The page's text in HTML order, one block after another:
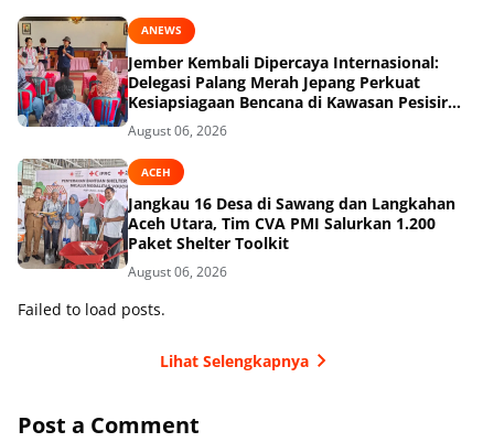
ANEWS
Jember Kembali Dipercaya Internasional:
Delegasi Palang Merah Jepang Perkuat
Kesiapsiagaan Bencana di Kawasan Pesisir
dan Sekolah
August 06, 2026
ACEH
Jangkau 16 Desa di Sawang dan Langkahan
Aceh Utara, Tim CVA PMI Salurkan 1.200
Paket Shelter Toolkit
August 06, 2026
Failed to load posts.
Lihat Selengkapnya
Post a Comment